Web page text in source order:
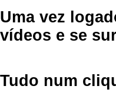
Uma vez
vídeos e se
Tudo num